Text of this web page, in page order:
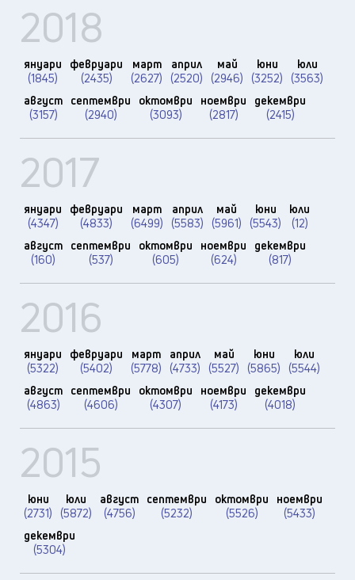
2018
януари
(1845)
февруари
(2435)
март
(2627)
април
(2520)
май
(2946)
юни
(3252)
юли
(3563)
август
(3157)
септември
(2940)
октомври
(3093)
ноември
(2817)
декември
(2415)
2017
януари
(4347)
февруари
(4833)
март
(6499)
април
(5583)
май
(5961)
юни
(5543)
юли
(12)
август
(160)
септември
(537)
октомври
(605)
ноември
(624)
декември
(817)
2016
януари
(5322)
февруари
(5402)
март
(5778)
април
(4733)
май
(5527)
юни
(5865)
юли
(5544)
август
(4863)
септември
(4606)
октомври
(4307)
ноември
(4173)
декември
(4018)
2015
юни
(2731)
юли
(5872)
август
(4756)
септември
(5232)
октомври
(5526)
ноември
(5433)
декември
(5304)